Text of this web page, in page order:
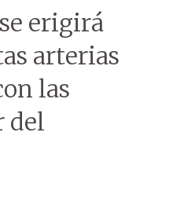
erigirá
arterias
las
del